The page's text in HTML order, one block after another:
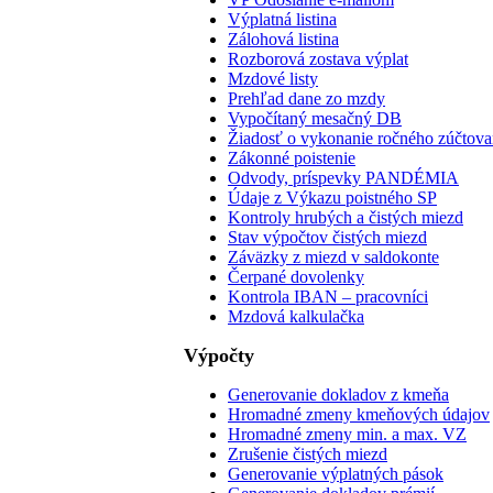
Výplatná listina
Zálohová listina
Rozborová zostava výplat
Mzdové listy
Prehľad dane zo mzdy
Vypočítaný mesačný DB
Žiadosť o vykonanie ročného
Zákonné poistenie
Odvody, príspevky PANDÉMIA
Údaje z Výkazu poistného SP
Kontroly hrubých a čistých miezd
Stav výpočtov čistých miezd
Záväzky z miezd v saldokonte
Čerpané dovolenky
Kontrola IBAN – pracovníci
Mzdová kalkulačka
Výpočty
Generovanie dokladov z kmeňa
Hromadné zmeny kmeňových údajov
Hromadné zmeny min. a max. VZ
Zrušenie čistých miezd
Generovanie výplatných pások